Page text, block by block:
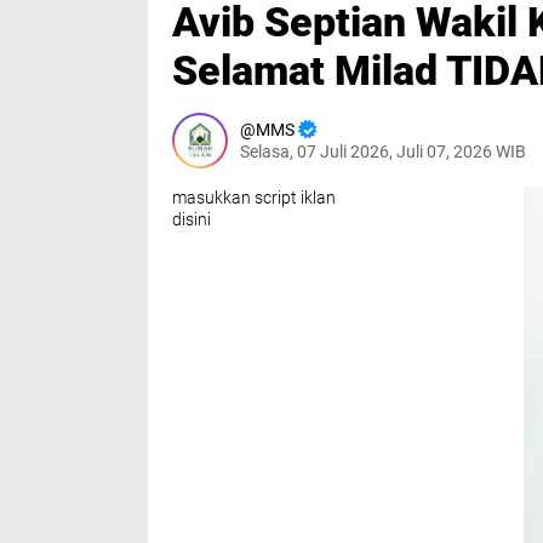
Avib Septian Wakil
Selamat Milad
MMS
Selasa, 07 Juli 2026, Juli 07, 2026 WIB
masukkan script iklan
disini